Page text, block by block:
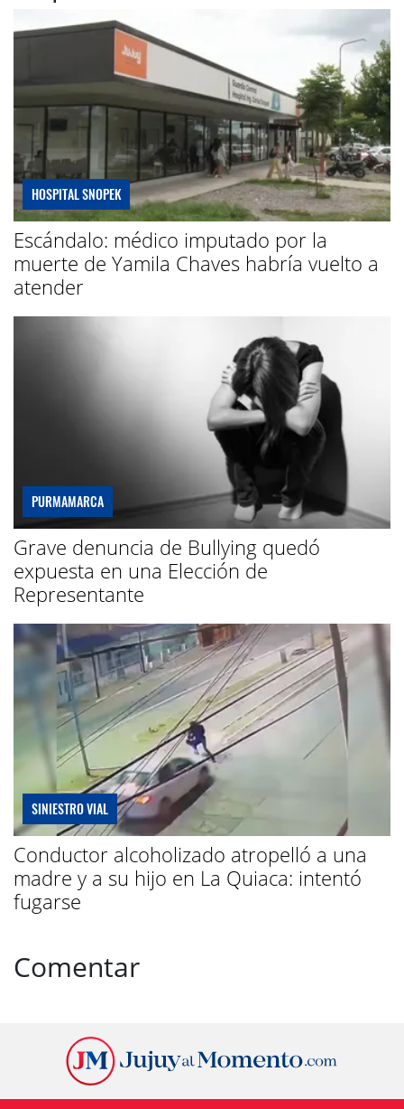
HOSPITAL SNOPEK
Escándalo: médico imputado por la
muerte de Yamila Chaves habría vuelto a
atender
PURMAMARCA
Grave denuncia de Bullying quedó
expuesta en una Elección de
Representante
SINIESTRO VIAL
Conductor alcoholizado atropelló a una
madre y a su hijo en La Quiaca: intentó
fugarse
Comentar